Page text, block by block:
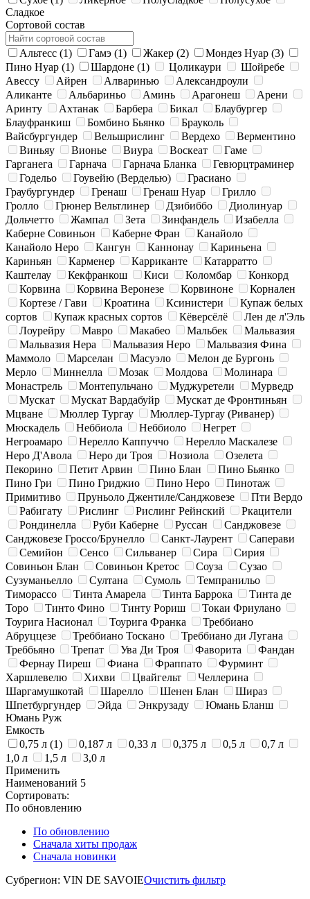
Сладкое
Сортовой состав
Альтесс (1) Гамэ (1) Жакер (2) Мондез Нуар (3)
Пино Нуар (1) Шардоне (1) Цоликаури
Шойребе
Авессу
Айрен Алваринью
Александроули
Аликанте
Альбариньо Аминь Арагонеш
Арени
Аринту
Ахтанак Барбера Бикал
Блаубургер
Блауфранкиш
Бомбино Бьянко
Брауколь
Вайсбургундер
Вельшрислинг Вердехо
Верментино
Виньяу
Вионье Виура Воскеат
Гаме
Гарганега
Гарнача Гарнача Бланка
Гевюрцтраминер
Годельо
Гоувейю (Верделью)
Грасиано
Граубургундер
Гренаш Гренаш Нуар
Грилло
Гролло
Грюнер Вельтлинер Дзибиббо
Диолинуар
Дольчетто
Жампал Зета Зинфандель
Изабелла
Каберне Совиньон
Каберне Фран
Канайоло
Канайоло Неро
Кангун Каннонау
Кариньена
Кариньян
Карменер Карриканте
Катарратто
Каштелау
Кекфранкош Киси Коломбар
Конкорд
Корвина
Корвина Веронезе Корвиноне
Корнален
Кортезе / Гави
Кроатина Ксинистери
Купаж белых
сортов
Купаж красных сортов Кёверсёлё
Лен де л'Эль
Лоурейру
Мавро Макабео Мальбек
Мальвазия
Мальвазия Нера
Мальвазия Неро
Мальвазия Фина
Маммоло
Марселан Масуэло
Мелон де Бургонь
Мерло
Миннелла Мозак Молдова
Молинара
Монастрель
Монтепульчано Муджуретели
Мурведр
Мускат
Мускат Вардабуйр
Мускат де Фронтиньян
Мцване
Мюллер Тургау
Мюллер-Тургау (Риванер)
Мюскадель
Неббиола Неббиоло
Негрет
Негроамаро
Нерелло Каппуччо
Нерелло Маскалезе
Неро Д'Авола
Неро ди Троя Нозиола
Озелета
Пекорино
Петит Арвин Пино Блан
Пино Бьянко
Пино Гри
Пино Гриджио Пино Неро
Пинотаж
Примитиво
Пруньоло Джентиле/Санджовезе
Пти Вердо
Рабигату
Рислинг Рислинг Рейнский
Ркацители
Рондинелла
Руби Каберне Руссан
Санджовезе
Санджовезе Гроссо/Брунелло
Санкт-Лаурент
Саперави
Семийон
Сенсо Сильванер Сира
Сирия
Совиньон Блан
Совиньон Кретос Соуза
Сузао
Сузуманьелло
Султана Сумоль
Темпранильо
Тиморассо
Тинта Амарела Тинта Баррока
Тинта де
Торо
Тинто Фино Тинту Рориш
Токаи Фриулано
Тоурига Насионал
Тоурига Франка
Треббиано
Абруццезе
Треббиано Тоскано
Треббиано ди Лугана
Треббьяно
Трепат Ува Ди Троя Фаворита
Фандан
Фернау Пиреш
Фиана Фраппато
Фурминт
Харшлевелю
Хихви Цвайгельт
Челлерина
Шаргамушкотай
Шарелло Шенен Блан
Шираз
Шпетбургундер
Эйда Энкрузаду
Юмань Бланш
Юмань Руж
Емкость
0,75 л (1) 0,187 л 0,33 л 0,375 л 0,5 л
0,7 л
1,0 л
1,5 л
3,0 л
Применить
Наименований 5
Сортировать:
По обновлению
По обновлению
Сначала хиты продаж
Сначала новинки
Субрегион: VIN DE SAVOIEОчистить фильтр